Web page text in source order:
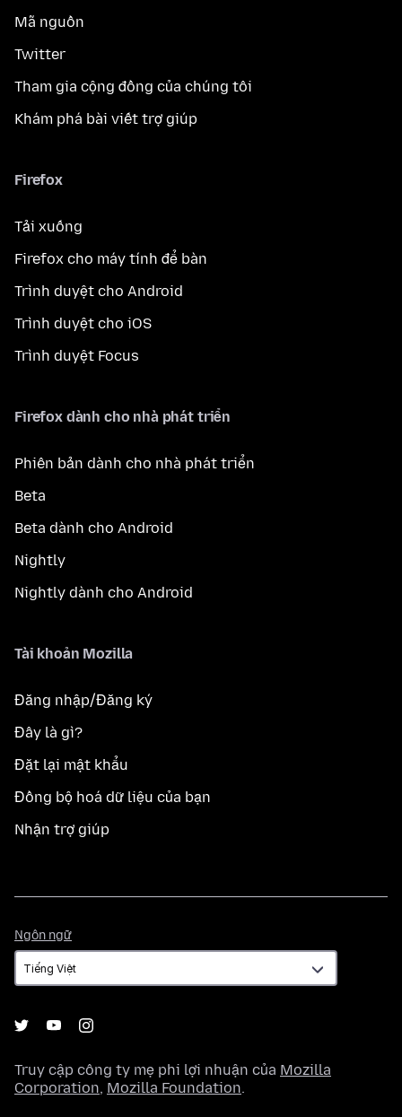
Mã nguồn
Twitter
Tham gia cộng đồng của chúng tôi
Khám phá bài viết trợ giúp
Firefox
Tải xuống
Firefox cho máy tính để bàn
Trình duyệt cho Android
Trình duyệt cho iOS
Trình duyệt Focus
Firefox dành cho nhà phát triển
Phiên bản dành cho nhà phát triển
Beta
Beta dành cho Android
Nightly
Nightly dành cho Android
Tài khoản Mozilla
Đăng nhập/Đăng ký
Đây là gì?
Đặt lại mật khẩu
Đồng bộ hoá dữ liệu của bạn
Nhận trợ giúp
Ngôn ngữ
ngữ
Truy cập công ty mẹ phi lợi nhuận của Mozilla
Corporation, Mozilla Foundation.